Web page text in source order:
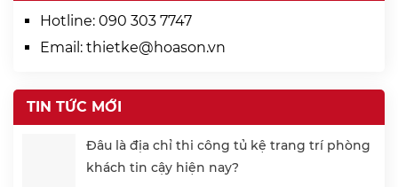
Hotline: 090 303 7747
Email: thietke@hoason.vn
TIN TỨC MỚI
Đâu là địa chỉ thi công tủ kệ trang trí phòng
khách tin cậy hiện nay?